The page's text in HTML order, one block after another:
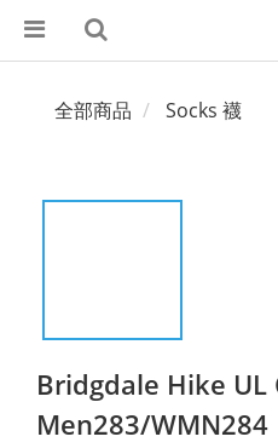
全部商品 Socks 襪
Bridgdale Hike UL
Men283/WMN284